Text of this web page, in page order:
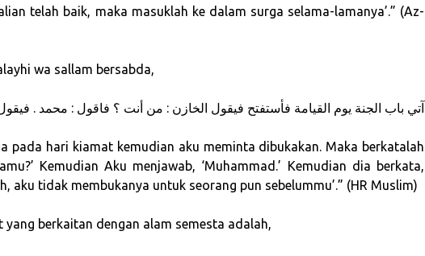
telah baik, maka masuklah ke dalam surga selama-lamanya’.” (Az-
wa sallam bersabda,
آتي باب الجنة يوم القيامة فأستفتح فيقول الخازن : من أنت ؟ فاقول : محمد .
pada hari kiamat kemudian aku meminta dibukakan. Maka berkatalah
Kemudian Aku menjawab, ‘Muhammad.’ Kemudian dia berkata,
aku tidak membukanya untuk seorang pun sebelummu’.” (HR Muslim)
berkaitan dengan alam semesta adalah,